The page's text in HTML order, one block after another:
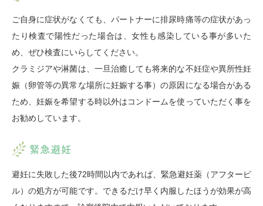
ご自身に症状がなくても、パートナーに排尿時痛等の症状があっ
たり検査で陽性だった場合は、女性も感染している事が多いた
め、ぜひ検査にいらしてください。
クラミジアや淋菌は、一旦治癒しても将来的な不妊症や異所性妊
娠（卵管等の異常な場所に妊娠する事）の原因になる場合がある
ため、妊娠を希望する時以外はコンドームを使っていただく事を
お勧めしています。
緊急避妊
避妊に失敗した後72時間以内であれば、緊急避妊薬（アフターピ
ル）の処方が可能です。できるだけ早く内服したほうが効果が高